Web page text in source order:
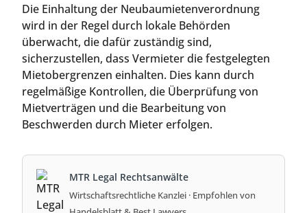
Die Einhaltung der Neubaumietenverordnung
wird in der Regel durch lokale Behörden
überwacht, die dafür zuständig sind,
sicherzustellen, dass Vermieter die festgelegten
Mietobergrenzen einhalten. Dies kann durch
regelmäßige Kontrollen, die Überprüfung von
Mietverträgen und die Bearbeitung von
Beschwerden durch Mieter erfolgen.
MTR Legal Rechtsanwälte
Wirtschaftsrechtliche Kanzlei · Empfohlen von